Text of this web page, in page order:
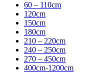
60 – 110cm
120cm
150cm
180cm
210 – 220cm
240 – 250cm
270 – 450cm
400cm-1200cm